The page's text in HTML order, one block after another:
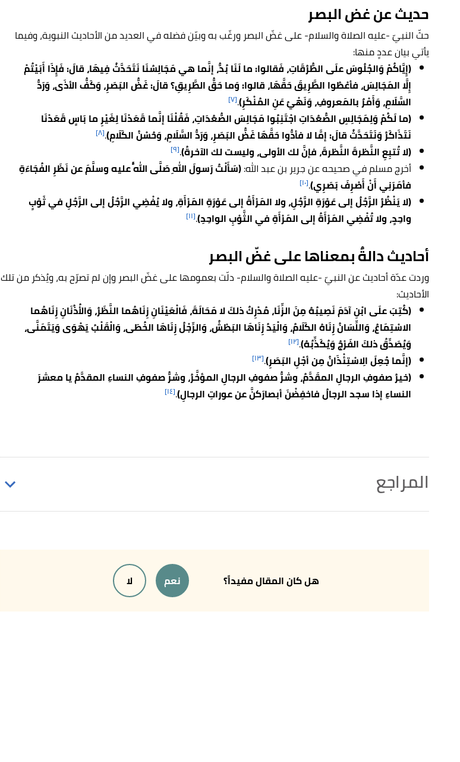
حديث عن غض البصر
حثّ النبيّ -عليه الصلاة والسلام- على غضّ البصر ورغّب به وبيّن فضله في العديد من الأحاديث النبوية، وفيما
يأتي بيان عددٍ منها:
(إِيَّاكُمْ وَالجُلُوسَ علَى الطُّرُقَاتِ، فَقالوا: ما لَنَا بُدٌّ، إنَّما هي مَجَالِسُنَا نَتَحَدَّثُ فِيهَا، قالَ: فَإِذَا أَبَيْتُمْ
إِلَّا المَجَالِسَ، فأعْطُوا الطَّرِيقَ حَقَّهَا، قالوا: وَما حَقُّ الطَّرِيقِ؟ قالَ: غَضُّ البَصَرِ، وَكَفُّ الأذَى، وَرَدُّ
السَّلَامِ، وَأَمْرٌ بالمَعروفِ، وَنَهْيٌ عَنِ المُنْكَرِ).[٧]
(ما لَكُمْ وَلِمَجَالِسِ الصُّعُدَاتِ اجْتَنِبُوا مَجَالِسَ الصُّعُدَاتِ، فَقُلْنَا إنَّما قَعَدْنَا لِغَيْرِ ما بَاسٍ قَعَدْنَا
نَتَذَاكَرُ وَنَتَحَدَّثُ قالَ: إمَّا لا فأدُّوا حَقَّهَا غَضُّ البَصَرِ، وَرَدُّ السَّلَامِ، وَحُسْنُ الكَلَامِ).[٨]
(لا تُتبِعِ النَّظرةَ النَّظرةَ، فإنَّ لك الأولى، وليست لك الآخرةُ).[٩]
أخرج مسلم في صحيحه عن جرير بن عبد الله:(سَأَلْتُ رَسولَ اللهِ صَلَّى اللَّهُ عليه وسلَّمَ عن نَظَرِ الفُجَاءَةِ
فأمَرَنِي أَنْ أَصْرِفَ بَصَرِي).[١٠]
(لا يَنْظُرُ الرَّجُلُ إلى عَوْرَةِ الرَّجُلِ، ولا المَرْأَةُ إلى عَوْرَةِ المَرْأَةِ، ولا يُفْضِي الرَّجُلُ إلى الرَّجُلِ في ثَوْبٍ
واحِدٍ، ولا تُفْضِي المَرْأَةُ إلى المَرْأَةِ في الثَّوْبِ الواحِدِ).[١١]
أحاديث دالةٌ بمعناها على غضّ البصر
وردت عدّة أحاديث عن النبيّ -عليه الصلاة والسلام- دلّت بعمومها على غضّ البصر وإن لم تصرّح به، ويُذكر من تلك
الأحاديث:
(كُتِبَ علَى ابْنِ آدَمَ نَصِيبُهُ مِنَ الزِّنَا، مُدْرِكٌ ذلكَ لا مَحَالَةَ، فَالْعَيْنَانِ زِنَاهُما النَّظَرُ، وَالأُذُنَانِ زِنَاهُما
الاسْتِمَاعُ، وَاللِّسَانُ زِنَاهُ الكَلَامُ، وَالْيَدُ زِنَاهَا البَطْشُ، وَالرِّجْلُ زِنَاهَا الخُطَى، وَالْقَلْبُ يَهْوَى وَيَتَمَنَّى،
وَيُصَدِّقُ ذلكَ الفَرْجُ وَيُكَذِّبُهُ).[١٢]
(إنَّما جُعِلَ الِاسْتِئْذَانُ مِن أجْلِ البَصَرِ).[١٣]
(خيرُ صفوفِ الرجالِ المقَدَّمُ، وشرُّ صفوفِ الرجالِ المؤخَّرُ، وشرُّ صفوفِ النساءِ المقدَّمُ يا معشرَ
النساءِ إذا سجد الرجالُ فاخفِضْنَ أبصارَكنَّ عن عوراتِ الرجالِ).[١٤]
المراجع
هل كان المقال مفيداً؟ نعم لا